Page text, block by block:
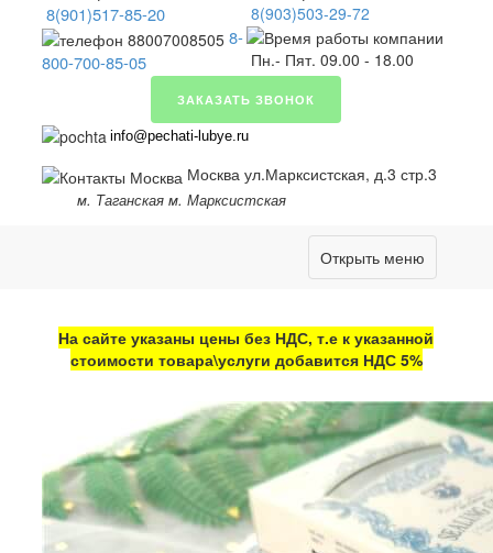
8(901)517-85-20
8-
800-700-85-05
8(903)503-29-72
Пн.- Пят. 09.00 - 18.00
ЗАКАЗАТЬ ЗВОНОК
info@pechati-lubye.ru
Москва ул.Марксистская, д.3 стр.3
м. Таганская м. Марксистская
Открыть меню
На сайте указаны цены без НДС, т.е к указанной
стоимости товара\услуги добавится НДС 5%